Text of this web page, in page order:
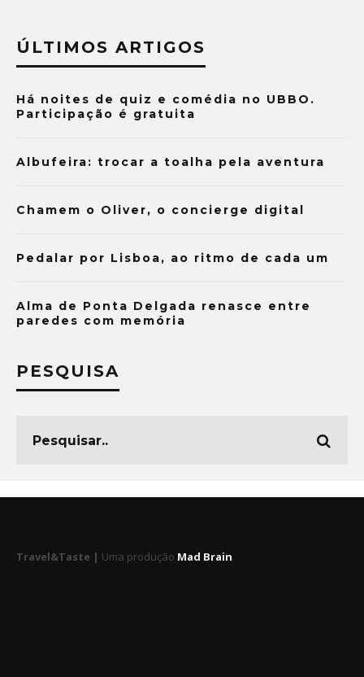
ÚLTIMOS ARTIGOS
Há noites de quiz e comédia no UBBO.
Participação é gratuita
Albufeira: trocar a toalha pela aventura
Chamem o Oliver, o concierge digital
Pedalar por Lisboa, ao ritmo de cada um
Alma de Ponta Delgada renasce entre
paredes com memória
PESQUISA
Travel&Taste | Uma produção Mad Brain